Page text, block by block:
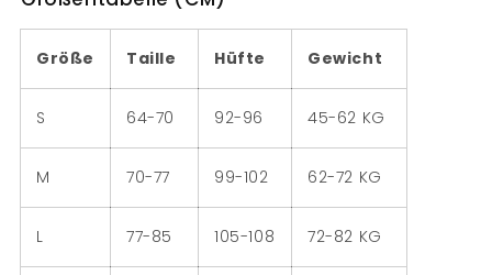
Größe Taille Hüfte Gewicht
S 64-70 92-96 45-62 KG
M 70-77 99-102 62-72 KG
L 77-85 105-108 72-82 KG